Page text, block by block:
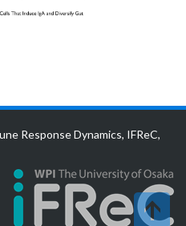
Response Dynamics, IFReC,